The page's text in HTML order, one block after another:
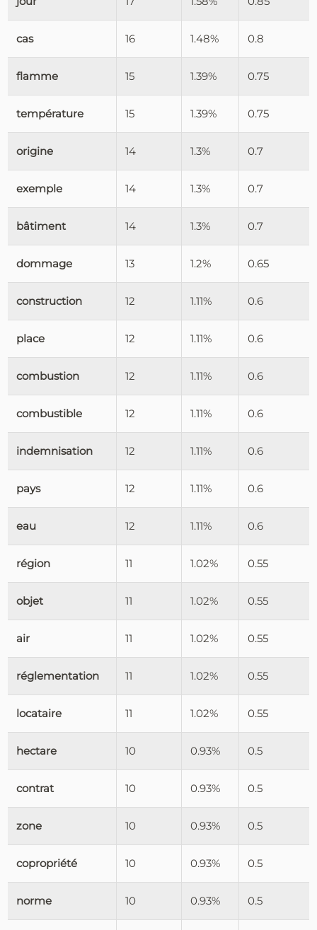
cas 16 1.48% 0.8
flamme 15 1.39% 0.75
température 15 1.39% 0.75
origine 14 1.3% 0.7
exemple 14 1.3% 0.7
bâtiment 14 1.3% 0.7
dommage 13 1.2% 0.65
construction 12 1.11% 0.6
place 12 1.11% 0.6
combustion 12 1.11% 0.6
combustible 12 1.11% 0.6
indemnisation 12 1.11% 0.6
pays 12 1.11% 0.6
eau 12 1.11% 0.6
région 11 1.02% 0.55
objet 11 1.02% 0.55
air 11 1.02% 0.55
réglementation 11 1.02% 0.55
locataire 11 1.02% 0.55
hectare 10 0.93% 0.5
contrat 10 0.93% 0.5
zone 10 0.93% 0.5
copropriété 10 0.93% 0.5
norme 10 0.93% 0.5